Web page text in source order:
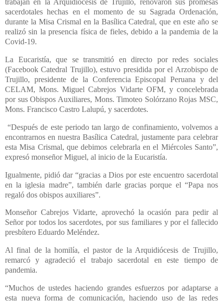
trabajan en la Arquidiócesis de Trujillo, renovaron sus promesas
sacerdotales hechas en el momento de su Sagrada Ordenación,
durante la Misa Crismal en la Basílica Catedral, que en este año se
realizó sin la presencia física de fieles, debido a la pandemia de la
Covid-19.
La Eucaristía, que se transmitió en directo por redes sociales
(Facebook Catedral Trujillo), estuvo presidida por el Arzobispo de
Trujillo, presidente de la Conferencia Episcopal Peruana y del
CELAM, Mons. Miguel Cabrejos Vidarte OFM, y concelebrada
por sus Obispos Auxiliares, Mons. Timoteo Solórzano Rojas MSC,
Mons. Francisco Castro Lalupú, y sacerdotes.
“Después de este periodo tan largo de confinamiento, volvemos a
encontrarnos en nuestra Basílica Catedral, justamente para celebrar
esta Misa Crismal, que debimos celebrarla en el Miércoles Santo”,
expresó monseñor Miguel, al inicio de la Eucaristía.
Igualmente, pidió dar “gracias a Dios por este encuentro sacerdotal
en la iglesia madre”, también darle gracias porque el “Papa nos
regaló dos obispos auxiliares”.
Monseñor Cabrejos Vidarte, aprovechó la ocasión para pedir al
Señor por todos los sacerdotes, por sus familiares y por el fallecido
presbítero Eduardo Meléndez.
Al final de la homilía, el pastor de la Arquidiócesis de Trujillo,
remarcó y agradeció el trabajo sacerdotal en este tiempo de
pandemia.
“Muchos de ustedes haciendo grandes esfuerzos por adaptarse a
esta nueva forma de comunicación, haciendo uso de las redes